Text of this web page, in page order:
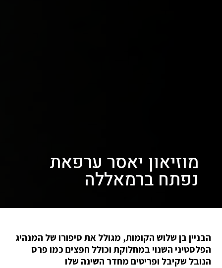
מוזיאון יאסר ערפאת
נפתח ברמאללה
הבניין בן שלוש הקומות, מגולל את סיפורו של המנהיג
הפלסטיני השנוי במחלוקת וכולל חפצים כמו פרס
הנובל שקיבל ופריטים מחדר השינה שלו